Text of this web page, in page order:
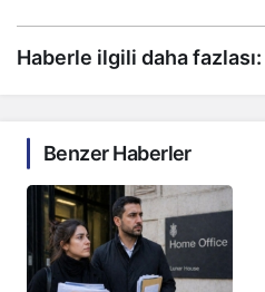
Haberle ilgili daha fazlası:
Benzer Haberler